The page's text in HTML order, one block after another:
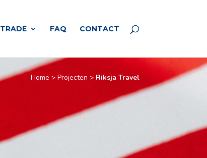
TRADE FAQ CONTACT
Home > Projecten > Riksja Travel